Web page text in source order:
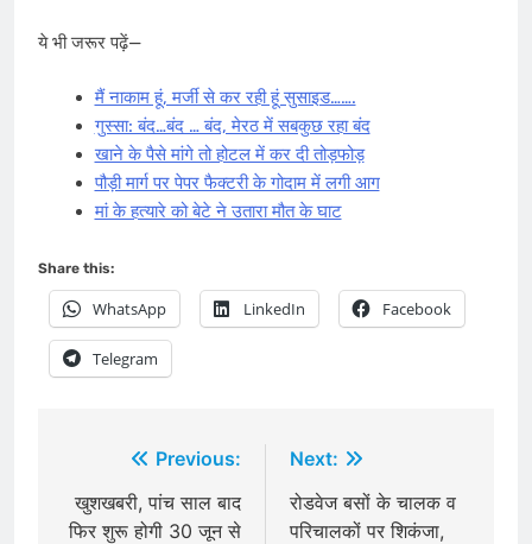
ये भी जरूर पढ़ें—
मैं नाकाम हूं, मर्जी से कर रही हूं सुसाइड…….
गुस्सा: बंद…बंद … बंद, मेरठ में सबकुछ रहा बंद
खाने के पैसे मांगे तो होटल में कर दी तोड़फोड़
पौड़ी मार्ग पर पेपर फैक्टरी के गोदाम में लगी आग
मां के हत्यारे को बेटे ने उतारा मौत के घाट
Share this:
WhatsApp LinkedIn Facebook
Telegram
navigation
Previous:
खुशखबरी, पांच साल बाद
फिर शुरू होगी 30 जून से
Next:
रोडवेज बसों के चालक व
परिचालकों पर ​शिकंजा,